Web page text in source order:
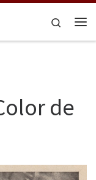
Search
de